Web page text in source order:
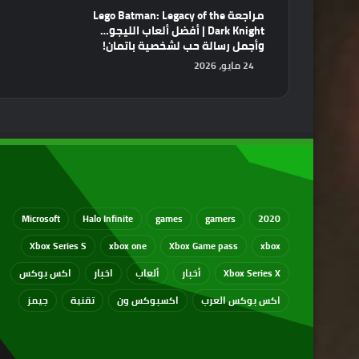
مراجعة Lego Batman: Legacy of the
Dark Knight | أفضل ألعاب الليجو…
وأجمل رسالة حب لشخصية باتمان!
24 مايو، 2026
2020
gamers
games
Halo Infinite
Microsoft
xbox
Xbox Game pass
xbox one
Xbox Series S
Xbox Series X
أخبار ألعاب اخبار
اكس بوكس
اكس بوكس العرب
اكسبوكس ون تقنية جيمز